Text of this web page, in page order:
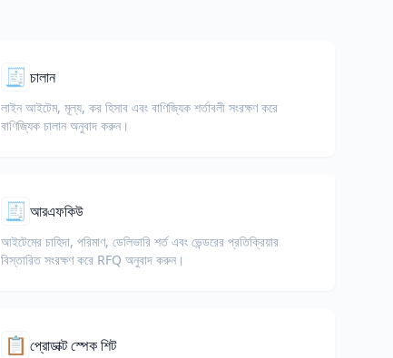
🧾 চালান
লাইন আইটেম, মূল্য, কর হিসাব এবং বাণিজ্যিক শর্তাবলী সংরক্ষণ করে
বাণিজ্যিক চালান অনুবাদ করুন।
🧾 আরএফকিউ
আইটেমের চাহিদা, পরিমাণ, ডেলিভারি শর্ত এবং ভেন্ডরের প্রতিক্রিয়ার
বিস্তারিত সংরক্ষণ করে RFQ অনুবাদ করুন।
📋 প্রোডাক্ট স্পেক শিট